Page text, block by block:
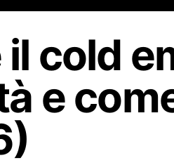
il cold
e